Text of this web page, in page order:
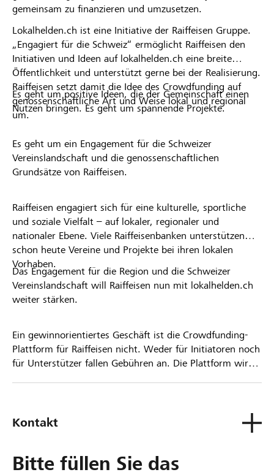
gemeinsam zu finanzieren und umzusetzen.
Lokalhelden.ch ist eine Initiative der Raiffeisen Gruppe.
„Engagiert für die Schweiz“ ermöglicht Raiffeisen den
Initiativen und Ideen auf lokalhelden.ch eine breite
Öffentlichkeit und unterstützt gerne bei der Realisierung.
Raiffeisen setzt damit die Idee des Crowdfunding auf
genossenschaftliche Art und Weise lokal und regional
um.
Es geht um positive Ideen, die der Gemeinschaft einen
Nutzen bringen. Es geht um spannende Projekte.
Es geht um ein Engagement für die Schweizer
Vereinslandschaft und die genossenschaftlichen
Grundsätze von Raiffeisen.
Raiffeisen engagiert sich für eine kulturelle, sportliche
und soziale Vielfalt – auf lokaler, regionaler und
nationaler Ebene. Viele Raiffeisenbanken unterstützen
schon heute Vereine und Projekte bei ihren lokalen
Vorhaben.
Das Engagement für die Region und die Schweizer
Vereinslandschaft will Raiffeisen nun mit lokalhelden.ch
weiter stärken.
Ein gewinnorientiertes Geschäft ist die Crowdfunding-
Plattform für Raiffeisen nicht. Weder für Initiatoren noch
für Unterstützer fallen Gebühren an. Die Plattform wird
Kontakt
Bitte füllen Sie das